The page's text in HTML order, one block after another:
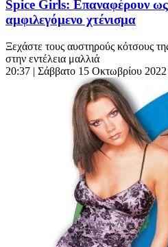
Spice Girls: Επαναφέρουν
αμφιλεγόμενο χτένισμα
Ξεχάστε τους αυστηρούς κότσους
στην εντέλεια μαλλιά
20:37 | Σάββατο 15 Οκτωβρίου 2022